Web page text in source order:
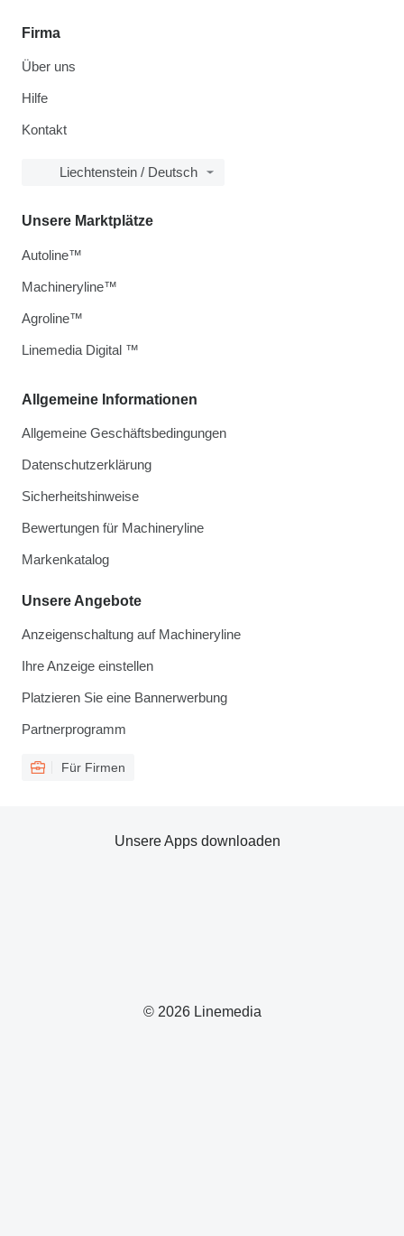
Firma
Über uns
Hilfe
Kontakt
Liechtenstein / Deutsch
Allgemeine Informationen
Allgemeine Geschäftsbedingungen
Datenschutzerklärung
Sicherheitshinweise
Bewertungen für Machineryline
Markenkatalog
Unsere Angebote
Anzeigenschaltung auf Machineryline
Ihre Anzeige einstellen
Platzieren Sie eine Bannerwerbung
Partnerprogramm
Für Firmen
Unsere Marktplätze
Autoline™
Machineryline™
Agroline™
Linemedia Digital ™
© 2026 Linemedia
Unsere Apps downloaden